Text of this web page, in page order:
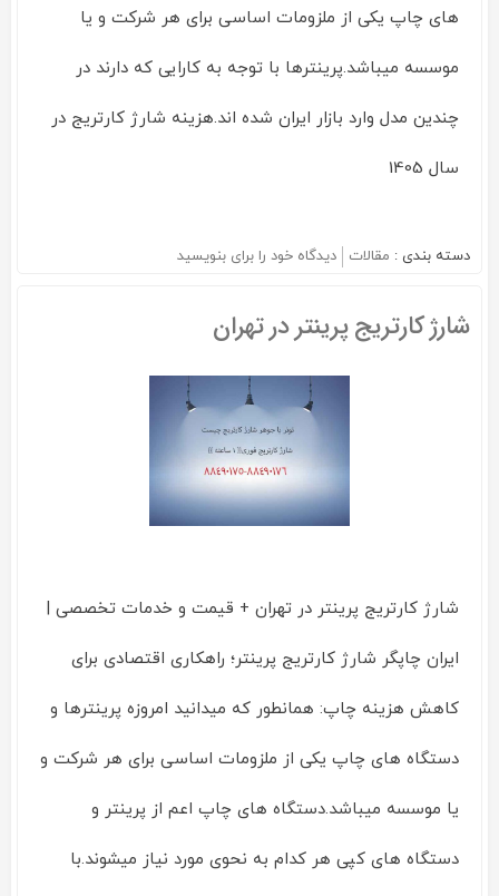
های چاپ یکی از ملزومات اساسی برای هر شرکت و یا
موسسه میباشد.پرینترها با توجه به کارایی که دارند در
چندین مدل وارد بازار ایران شده اند.هزینه شارژ کارتریج در
سال 1405
دسته بندی : مقالات دیدگاه خود را برای on
کارتریج
در
بنویسید
شارژ کارتریج پرینتر در تهران
شارژ کارتریج پرینتر در تهران + قیمت و خدمات تخصصی |
ایران چاپگر شارژ کارتریج پرینتر؛ راهکاری اقتصادی برای
کاهش هزینه چاپ: همانطور که میدانید امروزه پرینترها و
دستگاه های چاپ یکی از ملزومات اساسی برای هر شرکت و
یا موسسه میباشد.دستگاه های چاپ اعم از پرینتر و
دستگاه های کپی هر کدام به نحوی مورد نیاز میشوند.با